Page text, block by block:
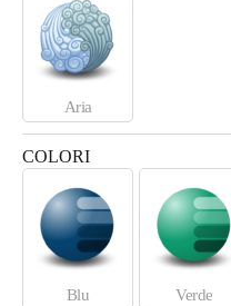
Aria
COLORI
Blu Verde